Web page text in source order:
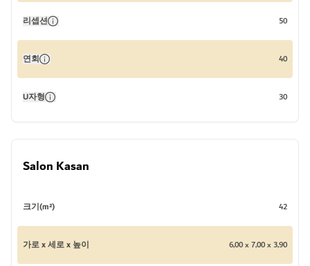
리셉션 50
연회 40
U자형 30
Salon Kasan
크기(m²) 42
가로 x 세로 x 높이 6,00 x 7,00 x 3,90